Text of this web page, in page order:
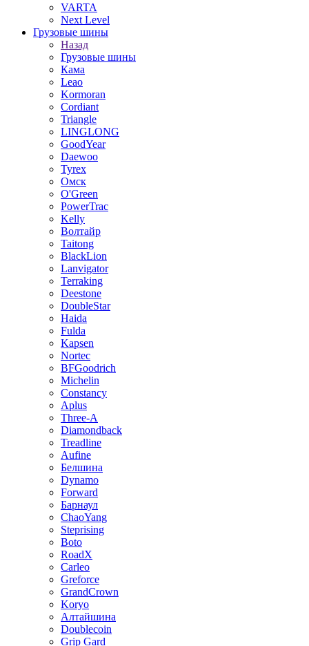
VARTA
Next Level
Грузовые шины
Назад
Грузовые шины
Кама
Leao
Kormoran
Cordiant
Triangle
LINGLONG
GoodYear
Daewoo
Tyrex
Омск
O'Green
PowerTrac
Kelly
Волтайр
Taitong
BlackLion
Lanvigator
Terraking
Deestone
DoubleStar
Haida
Fulda
Kapsen
Nortec
BFGoodrich
Michelin
Constancy
Aplus
Three-A
Diamondback
Treadline
Aufine
Белшина
Dynamo
Forward
Барнаул
ChaoYang
Steprising
Boto
RoadX
Carleo
Greforce
GrandCrown
Koryo
Алтайшина
Doublecoin
Grip Gard